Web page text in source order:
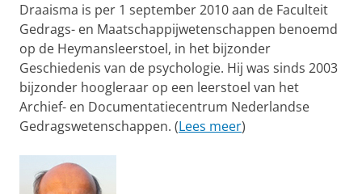
Draaisma is per 1 september 2010 aan de Faculteit
Gedrags- en Maatschappijwetenschappen benoemd
op de Heymansleerstoel, in het bijzonder
Geschiedenis van de psychologie. Hij was sinds 2003
bijzonder hoogleraar op een leerstoel van het
Archief- en Documentatiecentrum Nederlandse
Gedragswetenschappen. (Lees meer)